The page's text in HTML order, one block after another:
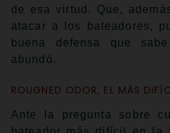
de esa virtud. Que,
atacar a los bateadores,
buena defensa que
abundó.
ROUGNED ODOR, EL MÁS
Ante la pregunta sobre